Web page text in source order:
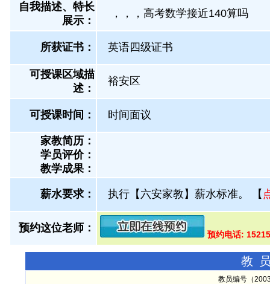
自我描述、特长
展示 ：
，，，高考数学接近140算吗
所获证书 ： 英语四级证书
可授课区域描
述：
裕安区
可授课时间： 时间面议
家教简历：
学员评价：
教学成果：
薪水要求： 执行【六安家教】薪水标准。 【
预约这位老师：
预约电话:
教
教员编号（